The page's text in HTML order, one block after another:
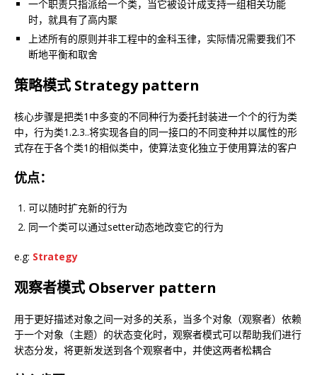
一个职责只指派给一个类，当它被设计成支持一组相关功能
时，就具有了高内聚
上述所有的原则并非工程中的金科玉律，实际情况需要我们不
断地平衡和取舍
策略模式 Strategy pattern
核心步骤是把类1中多变的不同种行为委托封装进一个个的行为类
中，行为类1.2.3..将实现各自的同一接口的不同变种并以属性的形
式存在于各个类1的相似类中，使算法变化独立于使用算法的客户
优点：
可以随时扩充新的行为
同一个类可以通过setter动态地改变它的行为
e.g: Strategy
观察者模式 Observer pattern
用于更好描述对象之间一对多的关系，当多个对象（观察者）依赖
于一个对象（主题）的状态变化时，观察者模式可以帮助我们进行
状态分发，将更新发送到各个观察者中，并使这两者松耦合